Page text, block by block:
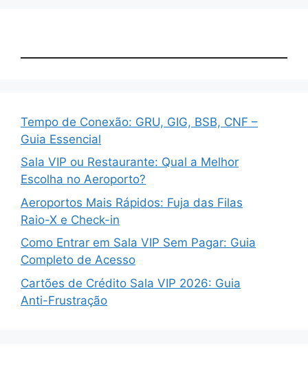
Tempo de Conexão: GRU, GIG, BSB, CNF –
Guia Essencial
Sala VIP ou Restaurante: Qual a Melhor
Escolha no Aeroporto?
Aeroportos Mais Rápidos: Fuja das Filas
Raio-X e Check-in
Como Entrar em Sala VIP Sem Pagar: Guia
Completo de Acesso
Cartões de Crédito Sala VIP 2026: Guia
Anti-Frustração